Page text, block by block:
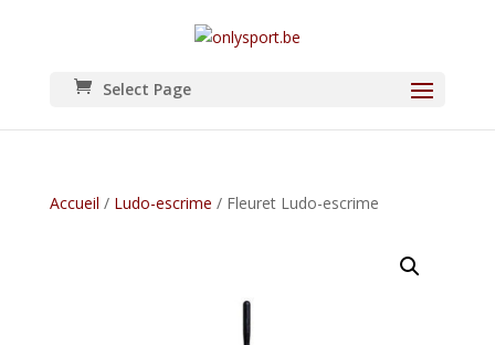
Select Page
Accueil / Ludo-escrime / Fleuret Ludo-escrime